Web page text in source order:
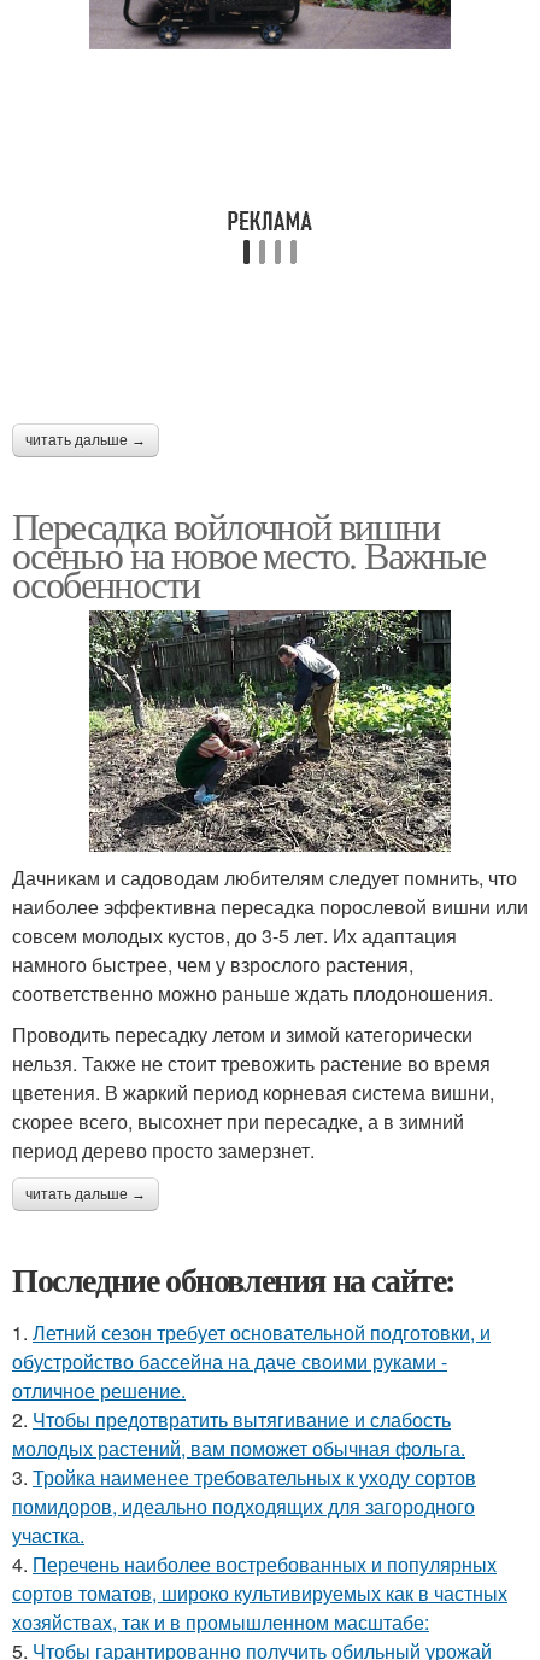
читать дальше →
Пересадка войлочной вишни
осенью на новое место. Важные
особенности
Дачникам и садоводам любителям следует помнить, что
наиболее эффективна пересадка порослевой вишни или
совсем молодых кустов, до 3-5 лет. Их адаптация
намного быстрее, чем у взрослого растения,
соответственно можно раньше ждать плодоношения.
Проводить пересадку летом и зимой категорически
нельзя. Также не стоит тревожить растение во время
цветения. В жаркий период корневая система вишни,
скорее всего, высохнет при пересадке, а в зимний
период дерево просто замерзнет.
читать дальше →
Последние обновления на сайте:
1. Летний сезон требует основательной подготовки, и
обустройство бассейна на даче своими руками -
отличное решение.
2. Чтобы предотвратить вытягивание и слабость
молодых растений, вам поможет обычная фольга.
3. Тройка наименее требовательных к уходу сортов
помидоров, идеально подходящих для загородного
участка.
4. Перечень наиболее востребованных и популярных
сортов томатов, широко культивируемых как в частных
хозяйствах, так и в промышленном масштабе:
5. Чтобы гарантированно получить обильный урожай